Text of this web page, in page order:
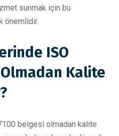
sunmak için bu
önemlidir.
ISO
Kalite
belgesi olmadan kalite